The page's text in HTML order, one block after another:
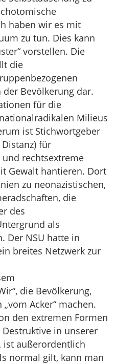
haben wir es mit
zu tun. Dies kann
vorstellen. Die
die
Bevölkerung dar.
für die
Milieus
ist Stichwortgeber
für
rechtsextreme
Gewalt hantieren. Dort
zu neonazistischen,
die
des
als
Der NSU hatte in
breites Netzwerk zur
die Bevölkerung,
Acker“ machen.
den extremen Formen
in unserer
ist außerordentlich
normal gilt, kann man